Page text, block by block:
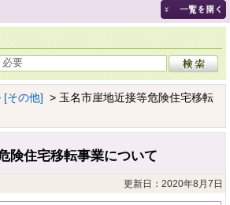
[その他] > 玉名市崖地近接等危険住宅移転
険住宅移転事業について
更新日：2020年8月7日